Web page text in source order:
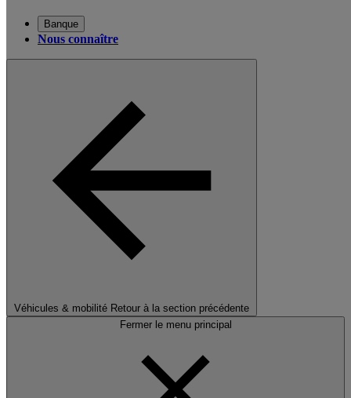
Banque
Nous connaître
Véhicules & mobilité Retour à la section précédente
Fermer le menu principal